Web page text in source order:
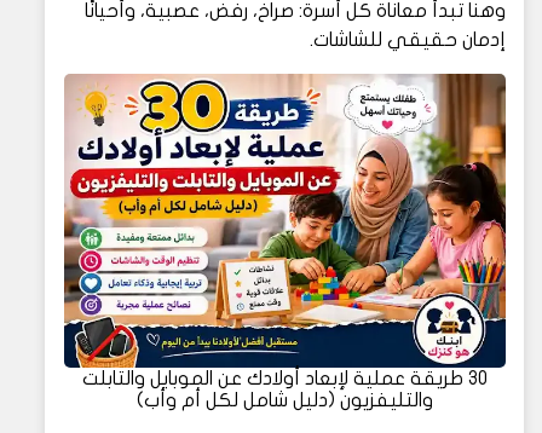
وهنا تبدأ معاناة كل أسرة: صراخ، رفض، عصبية، وأحيانًا
إدمان حقيقي للشاشات.
30 طريقة عملية لإبعاد أولادك عن الموبايل والتابلت
والتليفزيون (دليل شامل لكل أم وأب)